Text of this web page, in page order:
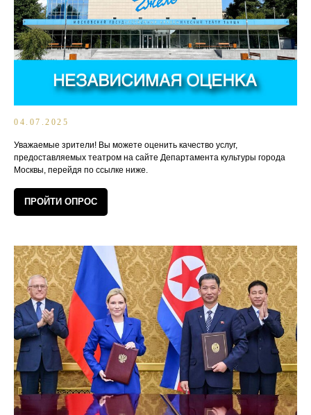
04.07.2025
Уважаемые зрители! Вы можете оценить качество услуг,
предоставляемых театром на сайте Департамента культуры города
Москвы, перейдя по ссылке ниже.
ПРОЙТИ ОПРОС